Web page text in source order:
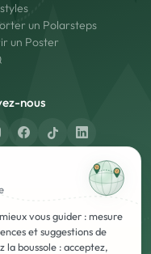
un Polarsteps
un Poster
nous
sécurisé
vous guider : mesure
et suggestions de
la boussole : acceptez,